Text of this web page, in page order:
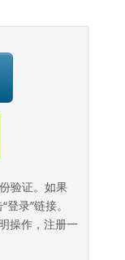
验证。如果
录”链接。
操作，注册一